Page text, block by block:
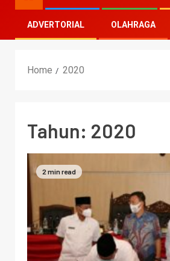
ADVERTORIAL OLAHRAGA
Home 2020
Tahun: 2020
2 min read